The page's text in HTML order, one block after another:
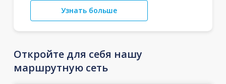
Узнать больше
Откройте для себя нашу
маршрутную сеть